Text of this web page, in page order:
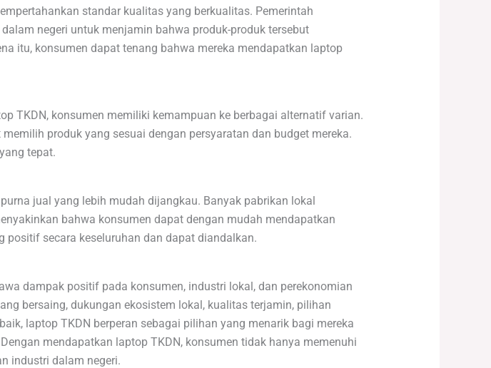
standar kualitas yang berkualitas. Pemerintah
negeri untuk menjamin bahwa produk-produk tersebut
itu, konsumen dapat tenang bahwa mereka mendapatkan laptop
TKDN, konsumen memiliki kemampuan ke berbagai alternatif varian.
produk yang sesuai dengan persyaratan dan budget mereka.
tepat.
jual yang lebih mudah dijangkau. Banyak pabrikan lokal
bahwa konsumen dapat dengan mudah mendapatkan
secara keseluruhan dan dapat diandalkan.
dampak positif pada konsumen, industri lokal, dan perekonomian
bersaing, dukungan ekosistem lokal, kualitas terjamin, pilihan
laptop TKDN berperan sebagai pilihan yang menarik bagi mereka
mendapatkan laptop TKDN, konsumen tidak hanya memenuhi
industri dalam negeri.